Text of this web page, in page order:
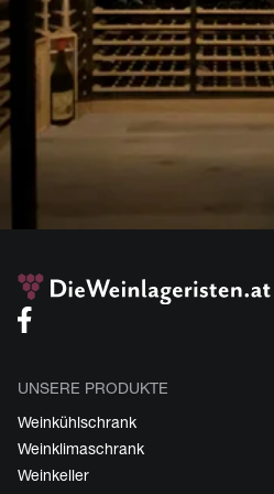
UNSERE PRODUKTE
Weinkühlschrank
Weinklimaschrank
Weinkeller